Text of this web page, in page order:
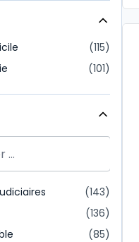
115
101
143
136
85